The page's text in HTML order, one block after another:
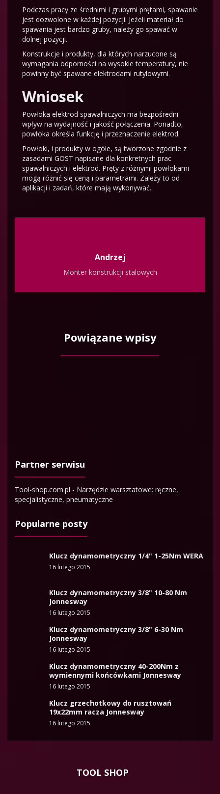
Podczas pracy ze średnimi i grubymi prętami, spawanie
jest dozwolone w każdej pozycji. Jeżeli materiał do
spawania jest bardzo gruby, należy go spawać w
dolnej pozycji.
Konstrukcje i produkty, dla których narzucone są
wymagania odporności na wysokie temperatury, nie
powinny być spawane elektrodami rutylowymi.
Wniosek
Powłoka elektrod spawalniczych ma bezpośredni
wpływ na wydajność i jakość połączenia. Ponadto,
powłoka określa funkcję i przeznaczenie elektrod.
Powłoki, i produkty w ogóle, są tworzone zgodnie z
zasadami GOST napisane dla konkretnych prac
spawalniczych i elektrod. Pręty z różnymi powłokami
mogą różnić się ceną i parametrami. Zależy to od
aplikacji i zadań, które mają wykonywać.
Andrzej
Monter konstrukcji stalowych
Powiązane wpisy
Partner serwisu
Tool-shop.com.pl - Narzędzie warsztatowe: ręczne,
specjalistyczne, pneumatyczne
Popularne posty
Klucz dynamometryczny 1/4" 1-25Nm WERA
16 lutego 2015
Klucz dynamometryczny 3/8" 10-80 Nm
Jonnesway
16 lutego 2015
Klucz dynamometryczny 3/8" 6-30 Nm
Jonnesway
16 lutego 2015
Klucz dynamometryczny 40-200Nm z
wymiennymi końcówkami Jonnesway
16 lutego 2015
Klucz grzechotkowy do rusztowań
19x22mm racza Jonnesway
16 lutego 2015
TOOL SHOP